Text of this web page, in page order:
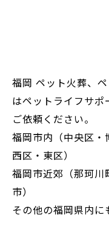
福岡 ペット火葬、
はペットライフサポ
ご依頼ください。
福岡市内（中央区・
西区・東区）
福岡市近郊（那珂川
市）
その他の福岡県内に